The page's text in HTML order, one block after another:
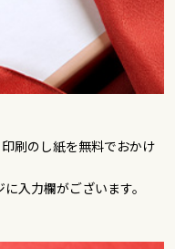
刷のし紙を無料でおかけ
入力欄がございます。